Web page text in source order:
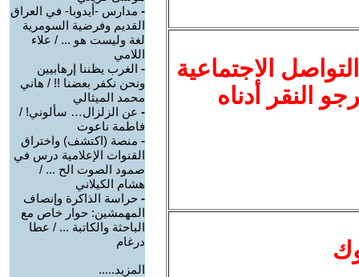
الاجتماعية
النقر أدناه
- مدارس -أيدوبا- في العراق
القديم وفرضية السومرية
لغة وليست هو ... / علاء
اللامي
- الغرب يظننا إرهابيين
ونحن نكفر بعضنا !! / هاني
محمد الميثالي
- عن الزلزال… سألوني! /
فاطمة ناعوت
- منصة (اكتشف) واختراق
القنوات الإعلامية درس في
صمود الصوت الح ... /
هشام الكيلاني
- حراسة الذاكرة وإنصاف
المهمشين: حوار خاص مع
الباحثة والكاتبة ... / عطا
درغام
المزيد.....